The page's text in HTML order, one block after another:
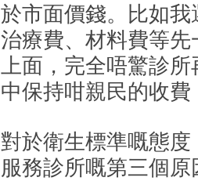
於市面價錢。比如
治療費、材料費等
上面，完全唔驚診
中保持咁親民的收
對於衛生標準嘅態
服務診所嘅第三個